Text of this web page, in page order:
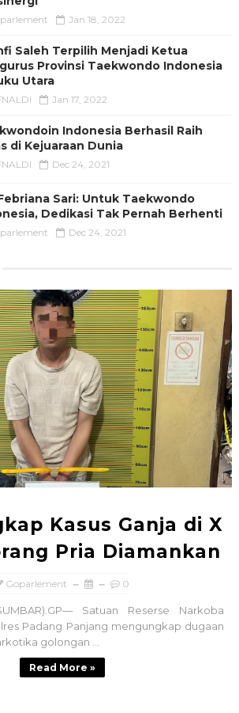
Jan 18, 2022
Saleh Terpilih Menjadi Ketua
Provinsi Taekwondo Indonesia
Utara
Jan 17, 2022
Indonesia Berhasil Raih
di Kejuaraan Dunia
Dec 24, 2021
Sari: Untuk Taekwondo
Dedikasi Tak Pernah Berhenti
Dec 24, 2021
Kasus Ganja di X
Pria Diamankan
Goparlement 0
Satuan Reserse Narkoba
Padang Panjang mengungkap dugaan
golongan ...
Read More »